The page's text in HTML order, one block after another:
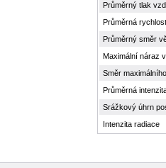
Průměrný tlak
Průměrná
Průměrný směr
Maximální náraz
Směr
Průměrná
Srážkový úhrn
Intenzita radiace